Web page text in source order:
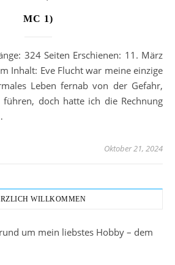
MC 1)
Inhalt: Eve Flucht war meine einzige
Leben fernab von der Gefahr,
doch hatte ich die Rechnung
Oktober 21, 2024
WILLKOMMEN
um mein liebstes Hobby – dem